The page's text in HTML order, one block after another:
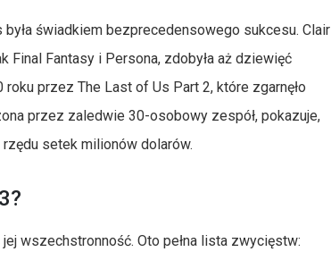
świadkiem bezprecedensowego sukcesu. Clair
Final Fantasy i Persona, zdobyła aż dziewięć
przez The Last of Us Part 2, które zgarnęło
przez zaledwie 30-osobowy zespół, pokazuje,
setek milionów dolarów.
wszechstronność. Oto pełna lista zwycięstw: